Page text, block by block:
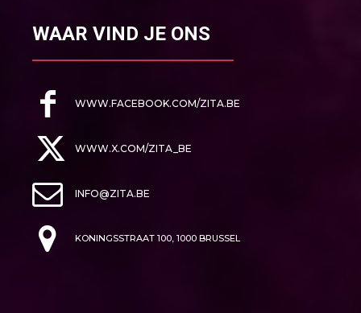
WAAR VIND JE ONS
WWW.FACEBOOK.COM/ZITA.BE
WWW.X.COM/ZITA_BE
INFO@ZITA.BE
KONINGSSTRAAT 100, 1000 BRUSSEL